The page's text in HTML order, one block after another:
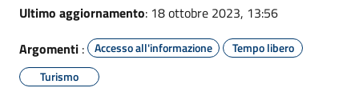
Ultimo aggiornamento: 18 ottobre 2023, 13:56
Argomenti : Accesso all'informazione
Tempo libero
Turismo